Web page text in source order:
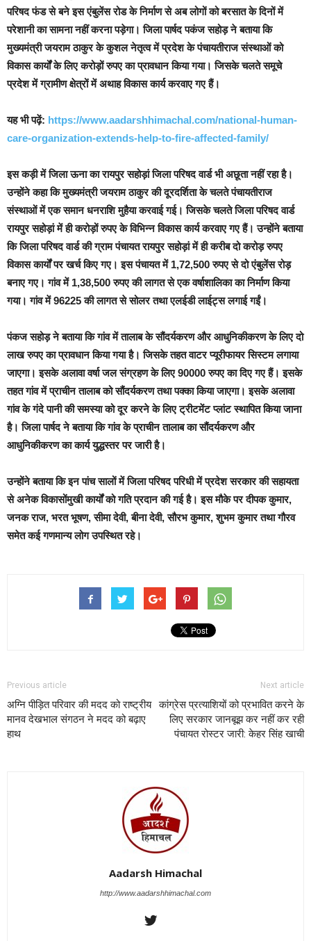
परिषद फंड से बने इस एंबुलेंस रोड के निर्माण से अब लोगों को बरसात के दिनों में
परेशानी का सामना नहीं करना पड़ेगा। जिला पार्षद पकंज सहोड़ ने बताया कि
मुख्यमंत्री जयराम ठाकुर के कुशल नेतृत्व में प्रदेश के पंचायतीराज संस्थाओं को
विकास कार्यों के लिए करोड़ों रुपए का प्रावधान किया गया। जिसके चलते समूचे
प्रदेश में ग्रामीण क्षेत्रों में अथाह विकास कार्य करवाए गए हैं।
यह भी पढ़ें: https://www.aadarshhimachal.com/national-human-
care-organization-extends-help-to-fire-affected-family/
इस कड़ी में जिला ऊना का रायपुर सहोड़ां जिला परिषद वार्ड भी अछूता नहीं रहा है।
उन्होंने कहा कि मुख्यमंत्री जयराम ठाकुर की दूरदर्शिता के चलते पंचायतीराज
संस्थाओं में एक समान धनराशि मुहैया करवाई गई। जिसके चलते जिला परिषद वार्ड
रायपुर सहोड़ां में ही करोड़ों रुपए के विभिन्न विकास कार्य करवाए गए हैं। उन्होंने बताया
कि जिला परिषद वार्ड की ग्राम पंचायत रायपुर सहोड़ां में ही करीब दो करोड़ रुपए
विकास कार्यों पर खर्च किए गए। इस पंचायत में 1,72,500 रुपए से दो एंबुलेंस रोड़
बनाए गए। गांव में 1,38,500 रुपए की लागत से एक वर्षाशालिका का निर्माण किया
गया। गांव में 96225 की लागत से सोलर तथा एलईडी लाईट्स लगाई गईं।
पंकज सहोड़ ने बताया कि गांव में तालाब के सौंदर्यकरण और आधुनिकीकरण के लिए दो
लाख रुपए का प्रावधान किया गया है। जिसके तहत वाटर प्यूरीफायर सिस्टम लगाया
जाएगा। इसके अलावा वर्षा जल संग्रहण के लिए 90000 रुपए का दिए गए हैं। इसके
तहत गांव में प्राचीन तालाब को सौंदर्यकरण तथा पक्का किया जाएगा। इसके अलावा
गांव के गंदे पानी की समस्या को दूर करने के लिए ट्रीटमेंट प्लांट स्थापित किया जाना
है। जिला पार्षद ने बताया कि गांव के प्राचीन तालाब का सौंदर्यकरण और
आधुनिकीकरण का कार्य युद्धस्तर पर जारी है।
उन्होंने बताया कि इन पांच सालों में जिला परिषद परिधी में प्रदेश सरकार की सहायता
से अनेक विकासोंमुखी कार्यों को गति प्रदान की गई है। इस मौके पर दीपक कुमार,
जनक राज, भरत भूषण, सीमा देवी, बीना देवी, सौरभ कुमार, शुभम कुमार तथा गौरव
समेत कई गणमान्य लोग उपस्थित रहे।
Previous article
अग्नि पीड़ित परिवार की मदद को राष्ट्रीय
मानव देखभाल संगठन ने मदद को बढ़ाए
हाथ
Next article
कांग्रेस प्रत्याशियों को प्रभावित करने के
लिए सरकार जानबूझ कर नहीं कर रही
पंचायत रोस्टर जारी: केहर सिंह खाची
Aadarsh Himachal
http://www.aadarshhimachal.com